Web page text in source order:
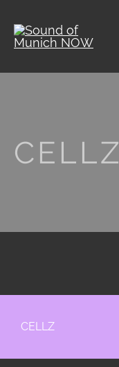
CELLZ
CELLZ